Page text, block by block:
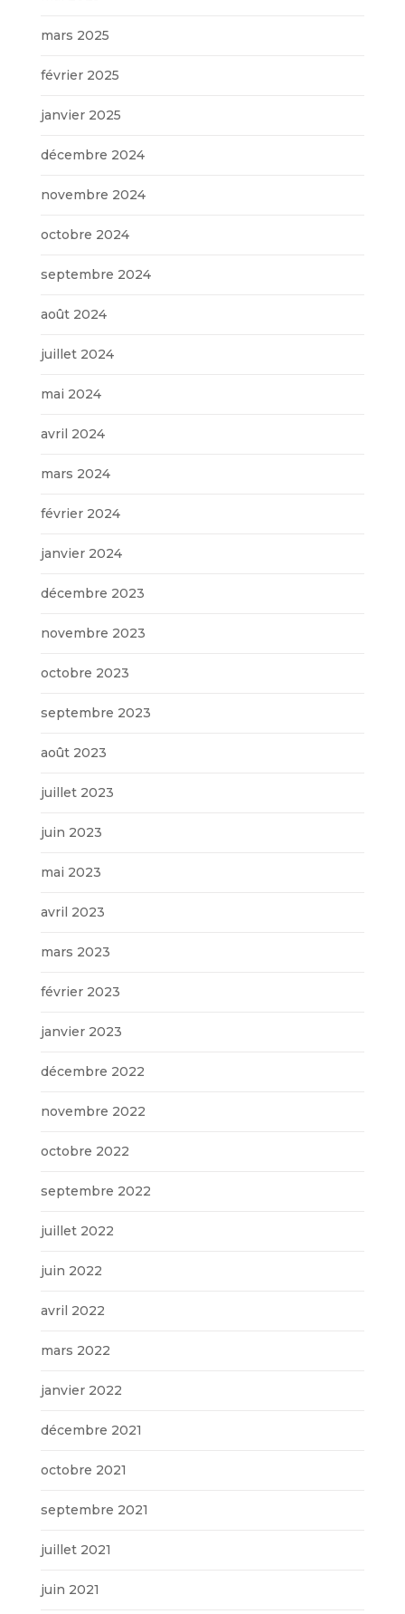
mars 2025
février 2025
janvier 2025
décembre 2024
novembre 2024
octobre 2024
septembre 2024
août 2024
juillet 2024
mai 2024
avril 2024
mars 2024
février 2024
janvier 2024
décembre 2023
novembre 2023
octobre 2023
septembre 2023
août 2023
juillet 2023
juin 2023
mai 2023
avril 2023
mars 2023
février 2023
janvier 2023
décembre 2022
novembre 2022
octobre 2022
septembre 2022
juillet 2022
juin 2022
avril 2022
mars 2022
janvier 2022
décembre 2021
octobre 2021
septembre 2021
juillet 2021
juin 2021